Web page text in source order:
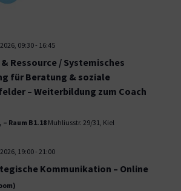
09:30- 16:45
Ressource / Systemisches
für Beratung & soziale
– Weiterbildung zum Coach
Raum B1.18 Muhliusstr. 29/31, Kiel
19:00- 21:00
Kommunikation – Online